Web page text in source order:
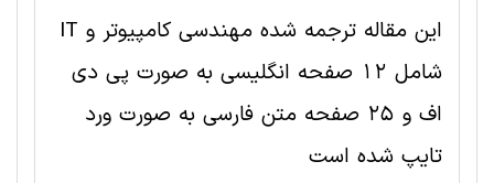
این مقاله ترجمه شده مهندسی کامپیوتر و IT
شامل 12 صفحه انگلیسی به صورت پی دی
اف و 25 صفحه متن فارسی به صورت ورد
تایپ شده است